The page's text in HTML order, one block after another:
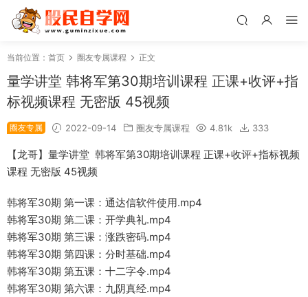
当前位置： 首页 圈友专属课程 正文
量学讲堂 韩将军第30期培训课程 正课+收评+指
标视频课程 无密版 45视频
圈友专属 2022-09-14 圈友专属课程 4.81k 333
【龙哥】量学讲堂 韩将军第30期培训课程 正课+收评+指标视频
课程 无密版 45视频
韩将军30期 第一课：通达信软件使用.mp4
韩将军30期 第二课：开学典礼.mp4
韩将军30期 第三课：涨跌密码.mp4
韩将军30期 第四课：分时基础.mp4
韩将军30期 第五课：十二字令.mp4
韩将军30期 第六课：九阴真经.mp4